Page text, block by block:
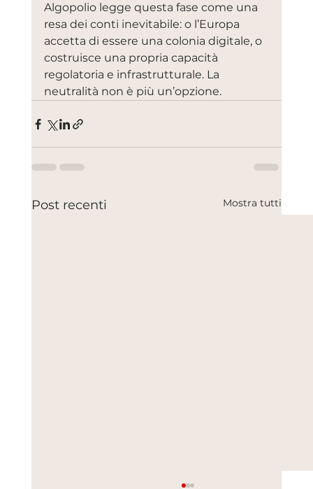
Algopolio legge questa fase come una
resa dei conti inevitabile: o l’Europa
accetta di essere una colonia digitale, o
costruisce una propria capacità
regolatoria e infrastrutturale. La
neutralità non è più un’opzione.
Post recenti Mostra tutti